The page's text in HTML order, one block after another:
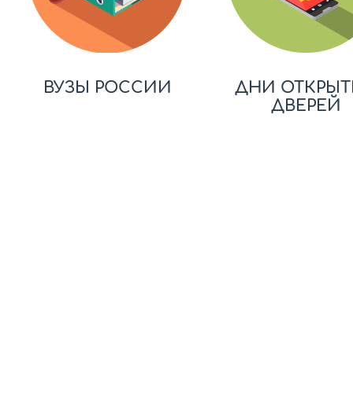
ВУЗЫ РОССИИ
ДНИ
ДВЕРЕЙ